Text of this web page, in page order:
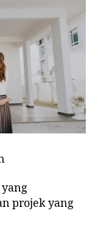
projek yang